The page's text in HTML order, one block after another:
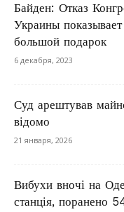
Байден: Отказ
Украины
большой подарок
6 декабря, 2023
Суд арештував
відомо
21 января, 2026
Вибухи вночі на
станція, поранено